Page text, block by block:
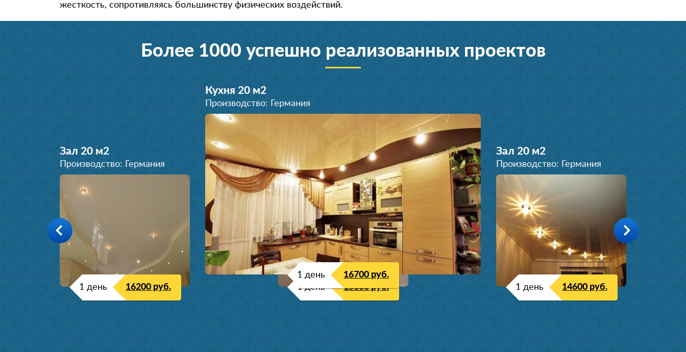
жесткость, сопротивляясь большинству физических воздействий.
Более 1000 успешно реализованных проектов
Кухня 20 м2
Производство: Германия
1 день 16700 руб.
Зал 20 м2
Производство: Германия
1 день 14600 руб.
Комната 20 м
Производство: Германия
1 день 15300 руб.
Зал 20 м2
Производство: Германия
1 день 16200 руб.